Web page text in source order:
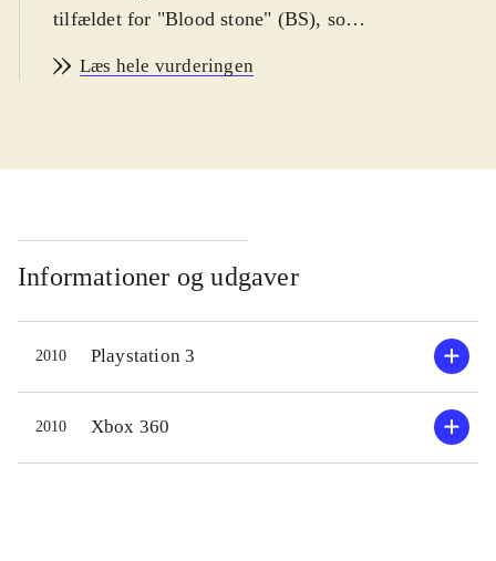
tilfældet for "Blood stone" (BS), som
knytter sig til en aktuel Bond-film.
er 15+) er 12+ passende. Sproget er
Der er investeret både tid og penge i
BS. Det ses tydeligt. Man har hyret
både Daniel Craig og Judi Dench fra
filmene til at lægge stemmer til, og
Joss Stone har lavet titelsangen. Det
har ikke været billigt og er lidt en
satsning når nu BS skal overleve
Læs hele vurderingen
Informationer og udgaver
2010 Playstation 3
2010 Xbox 360